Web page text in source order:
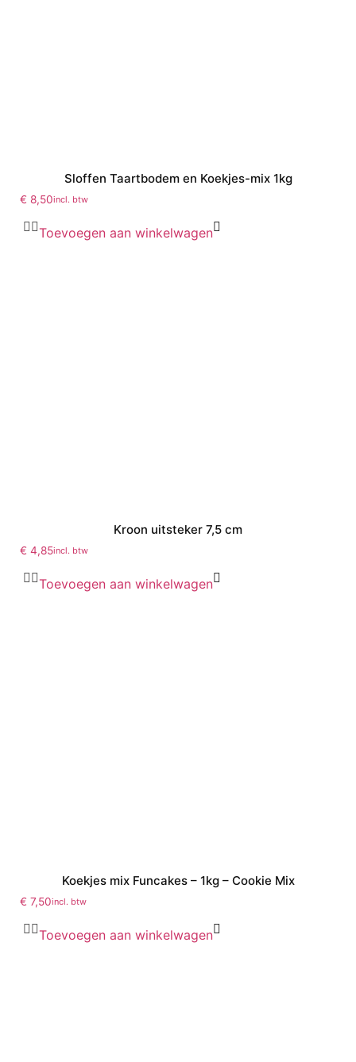
Sloffen Taartbodem en Koekjes-mix 1kg
€ 8,50incl. btw
Toevoegen aan winkelwagen
Kroon uitsteker 7,5 cm
€ 4,85incl. btw
Toevoegen aan winkelwagen
Koekjes mix Funcakes – 1kg – Cookie Mix
€ 7,50incl. btw
Toevoegen aan winkelwagen